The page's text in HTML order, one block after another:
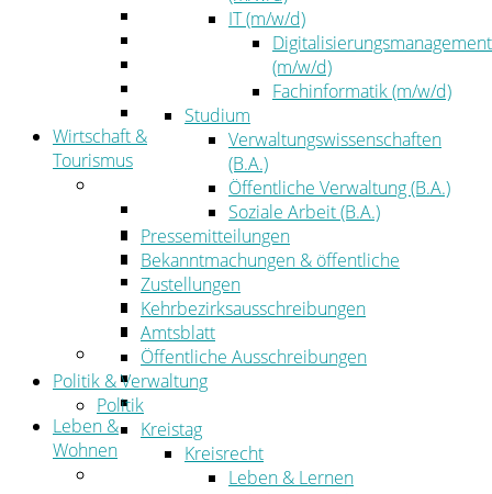
Der Landrat
Kommunalaufsicht
Zahlen, Daten, Fakten
Wirtschaft &
Tourismus
Wirtschaftsförderung
Gewerbeflächen und Unternehmen
Arbeitgeberservice
Mobilfunk & Breitband
Straßen- und Radwegebau
Landwirtschaft
Tourismus
Freizeit und Urlaub im Landkreis
Veranstaltungen
Leben &
Wohnen
IT (m/w/d)
Digitalisierungsmanagement
(m/w/d)
Fachinformatik (m/w/d)
Studium
Verwaltungswissenschaften
(B.A.)
Öffentliche Verwaltung (B.A.)
Soziale Arbeit (B.A.)
Pressemitteilungen
Bekanntmachungen & öffentliche
Zustellungen
Kehrbezirksausschreibungen
Amtsblatt
Öffentliche Ausschreibungen
Politik & Verwaltung
Politik
Kreistag
Kreisrecht
Leben & Lernen